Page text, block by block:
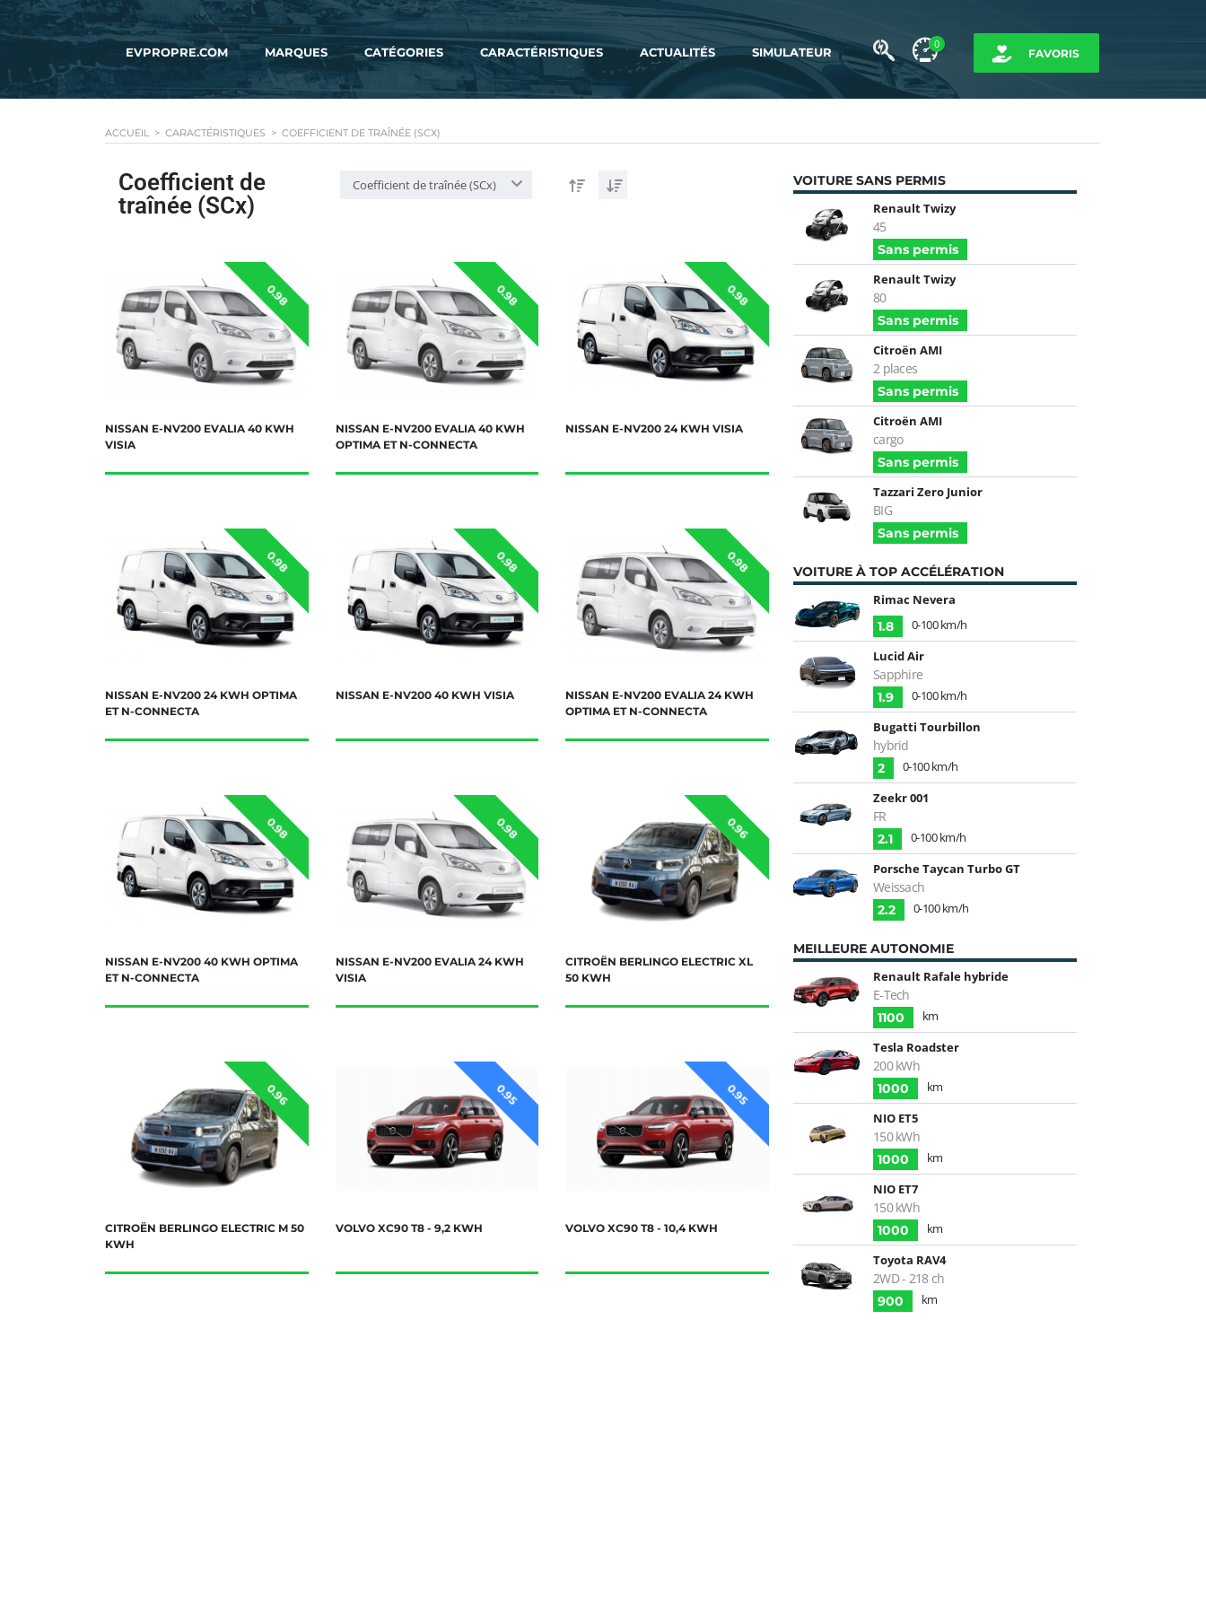
FAVORIS
0
EVPROPRE.COM MARQUES CATÉGORIES CARACTÉRISTIQUES ACTUALITÉS SIMULATEUR
ACCUEIL > CARACTÉRISTIQUES > COEFFICIENT DE TRAÎNÉE (SCX)
Coefficient de
traînée (SCx)
Coefficient de traînée (SCx)
0.98
NISSAN E-NV200 EVALIA 40 KWH
VISIA
0.98
NISSAN E-NV200 EVALIA 40 KWH
OPTIMA ET N-CONNECTA
0.98
NISSAN E-NV200 24 KWH VISIA
0.98
NISSAN E-NV200 24 KWH OPTIMA
ET N-CONNECTA
0.98
NISSAN E-NV200 40 KWH VISIA
0.98
NISSAN E-NV200 EVALIA 24 KWH
OPTIMA ET N-CONNECTA
0.98
NISSAN E-NV200 40 KWH OPTIMA
ET N-CONNECTA
0.98
NISSAN E-NV200 EVALIA 24 KWH
VISIA
0.96
CITROËN BERLINGO ELECTRIC XL
50 KWH
0.96
CITROËN BERLINGO ELECTRIC M 50
KWH
0.95
VOLVO XC90 T8 - 9,2 KWH
0.95
VOLVO XC90 T8 - 10,4 KWH
VOITURE SANS PERMIS
Renault Twizy
45
Sans permis
Renault Twizy
80
Sans permis
Citroën AMI
2 places
Sans permis
Citroën AMI
cargo
Sans permis
Tazzari Zero Junior
BIG
Sans permis
VOITURE À TOP ACCÉLÉRATION
Rimac Nevera
1.8
0-100 km/h
Lucid Air
Sapphire
1.9
0-100 km/h
Bugatti Tourbillon
hybrid
2
0-100 km/h
Zeekr 001
FR
2.1
0-100 km/h
Porsche Taycan Turbo GT
Weissach
2.2 0-100 km/h
MEILLEURE AUTONOMIE
Renault Rafale hybride
E-Tech
1100
km
Tesla Roadster
200 kWh
1000
km
NIO ET5
150 kWh
1000
km
NIO ET7
150 kWh
1000
km
Toyota RAV4
2WD - 218 ch
900 km